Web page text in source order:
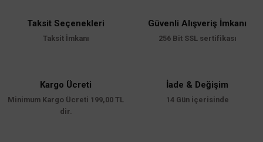
Ürün resmi kalitesiz, bozuk veya görüntülenemiyor.
Ürün fiyatı diğer sitelerden daha pahalı.
Bu ürüne benzer farklı alternatifler olmalı.
Taksit Seçenekleri
Taksit İmkanı
Güvenli Alışveriş İmkanı
256 Bit SSL sertifikası
Kargo Ücreti
Minimum Kargo Ücreti 199,00 TL
dir.
İade & Değişim
14 Gün içerisinde